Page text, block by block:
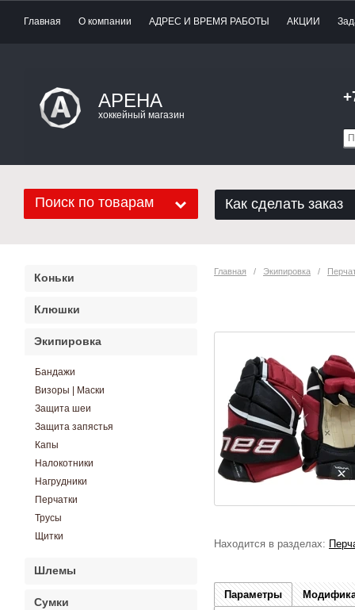
Главная О компании АДРЕС И ВРЕМЯ РАБОТЫ АКЦИИ
АРЕНА
хоккейный магазин
Поиск по товарам Как сделать заказ
Главная
   /
Экипировка
   /
Находится в разделах:
Параметры
Коньки
Клюшки
Экипировка
Бандажи
Визоры | Маски
Защита шеи
Защита запястья
Капы
Налокотники
Нагрудники
Перчатки
Трусы
Щитки
Шлемы
Сумки